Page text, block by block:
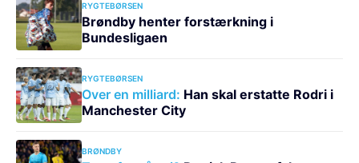
RYGTEBØRSEN
Brøndby henter forstærkning i
Bundesligaen
RYGTEBØRSEN
Over en milliard: Han skal erstatte Rodri i
Manchester City
BRØNDBY